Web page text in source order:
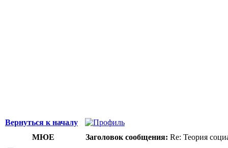
Вернуться к началу
МЮЕ
Заголовок сообщения: Re: Теория